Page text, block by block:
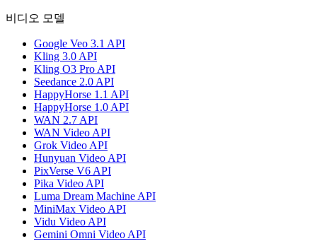
비디오 모델
Google Veo 3.1 API
Kling 3.0 API
Kling O3 Pro API
Seedance 2.0 API
HappyHorse 1.1 API
HappyHorse 1.0 API
WAN 2.7 API
WAN Video API
Grok Video API
Hunyuan Video API
PixVerse V6 API
Pika Video API
Luma Dream Machine API
MiniMax Video API
Vidu Video API
Gemini Omni Video API